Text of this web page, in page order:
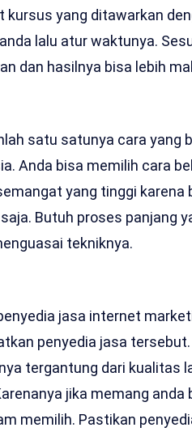
kursus yang ditawarkan
lalu atur waktunya.
dan hasilnya bisa lebih
satu satunya cara yang
Anda bisa memilih cara
yang tinggi
Butuh proses panjang
tekniknya.
jasa internet
penyedia jasa
tergantung dari kualitas
jika memang
memilih. Pastikan